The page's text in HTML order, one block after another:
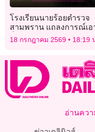
โรงเรียนนายร้อยตำรวจ
สามพราน แถลงการณ์เอ
สื่อใหญ่บิดเบือนข้อมูล
18 กรกฎาคม 2569 18:19
อ่านควา